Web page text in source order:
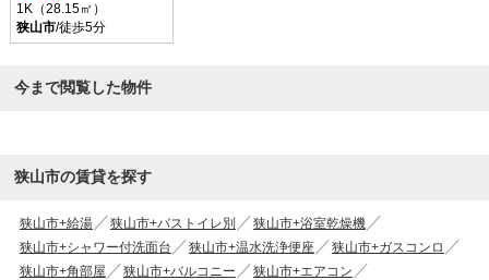
1K（28.15㎡）
狭山市/徒歩5分
今まで閲覧した物件
狭山市の賃貸を探す
狭山市+給湯 狭山市+バストイレ別
狭山市+浴室乾燥機
狭山市+シャワー付洗面台
狭山市+温水洗浄便座
狭山市+ガスコンロ
狭山市+角部屋
狭山市+バルコニー
狭山市+エアコン